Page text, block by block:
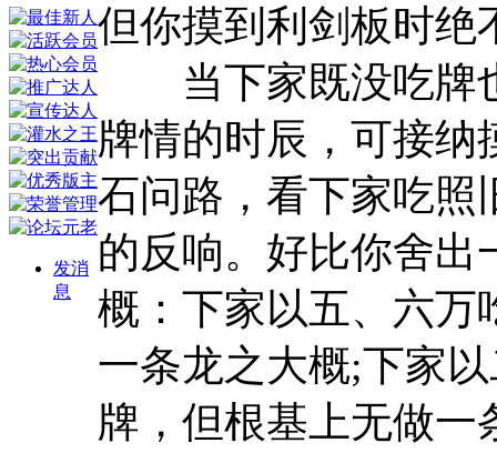
发消
息
但你摸到利剑板时绝
当下家既没吃牌
牌情的时辰，可接纳
石问路，看下家吃照
的反响。好比你舍出
概：下家以五、六万
一条龙之大概;下家
牌，但根基上无做一